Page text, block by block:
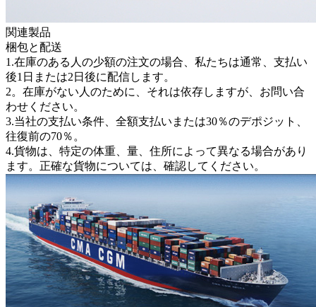
関連製品
梱包と配送
1.在庫のある人の少額の注文の場合、私たちは通常、支払い
後1日または2日後に配信します。
2。在庫がない人のために、それは依存しますが、お問い合
わせください。
3.当社の支払い条件、全額支払いまたは30％のデポジット、
往復前の70％。
4.貨物は、特定の体重、量、住所によって異なる場合があり
ます。正確な貨物については、確認してください。